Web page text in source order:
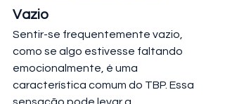
Vazio
Sentir-se frequentemente vazio,
como se algo estivesse faltando
emocionalmente, é uma
característica comum do TBP. Essa
sensação pode levar a